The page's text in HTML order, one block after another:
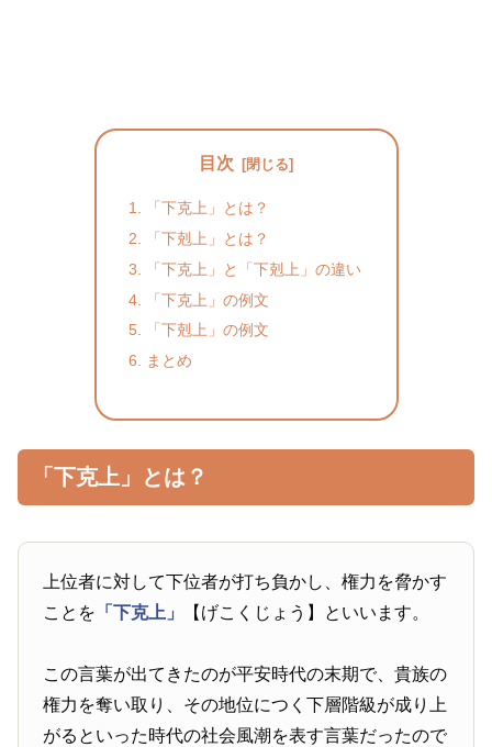
目次
「下克上」とは？
「下剋上」とは？
「下克上」と「下剋上」の違い
「下克上」の例文
「下剋上」の例文
まとめ
「下克上」とは？
上位者に対して下位者が打ち負かし、権力を脅かす
ことを 「下克上」 【げこくじょう】といいます。
この言葉が出てきたのが平安時代の末期で、貴族の
権力を奪い取り、その地位につく下層階級が成り上
がるといった時代の社会風潮を表す言葉だったので